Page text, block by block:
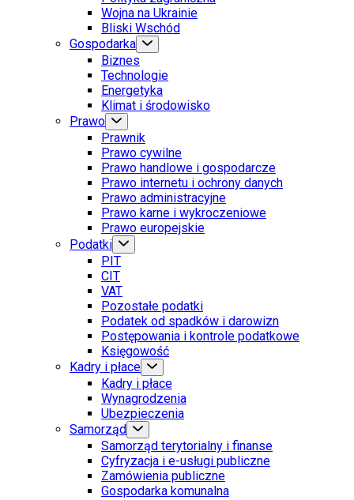
Wojna na Ukrainie
Bliski Wschód
Gospodarka
Biznes
Technologie
Energetyka
Klimat i środowisko
Prawo
Prawnik
Prawo cywilne
Prawo handlowe i gospodarcze
Prawo internetu i ochrony danych
Prawo administracyjne
Prawo karne i wykroczeniowe
Prawo europejskie
Podatki
PIT
CIT
VAT
Pozostałe podatki
Podatek od spadków i darowizn
Postępowania i kontrole podatkowe
Księgowość
Kadry i płace
Kadry i płace
Wynagrodzenia
Ubezpieczenia
Samorząd
Samorząd terytorialny i finanse
Cyfryzacja i e-usługi publiczne
Zamówienia publiczne
Gospodarka komunalna